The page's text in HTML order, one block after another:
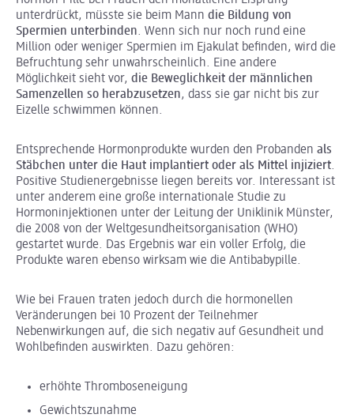
unterdrückt, müsste sie beim Mann die Bildung von
Spermien unterbinden. Wenn sich nur noch rund eine
Million oder weniger Spermien im Ejakulat befinden, wird die
Befruchtung sehr unwahrscheinlich. Eine andere
Möglichkeit sieht vor, die Beweglichkeit der männlichen
Samenzellen so herabzusetzen, dass sie gar nicht bis zur
Eizelle schwimmen können.
Entsprechende Hormonprodukte wurden den Probanden als
Stäbchen unter die Haut implantiert oder als Mittel injiziert.
Positive Studienergebnisse liegen bereits vor. Interessant ist
unter anderem eine große internationale Studie zu
Hormoninjektionen unter der Leitung der Uniklinik Münster,
die 2008 von der Weltgesundheitsorganisation (WHO)
gestartet wurde. Das Ergebnis war ein voller Erfolg, die
Produkte waren ebenso wirksam wie die Antibabypille.
Wie bei Frauen traten jedoch durch die hormonellen
Veränderungen bei 10 Prozent der Teilnehmer
Nebenwirkungen auf, die sich negativ auf Gesundheit und
Wohlbefinden auswirkten. Dazu gehören:
erhöhte Thromboseneigung
Gewichtszunahme